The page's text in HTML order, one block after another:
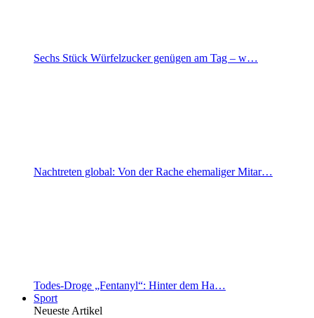
Sechs Stück Würfelzucker genügen am Tag – w…
Nachtreten global: Von der Rache ehemaliger Mitar…
Todes-Droge „Fentanyl“: Hinter dem Ha…
Sport
Neueste Artikel